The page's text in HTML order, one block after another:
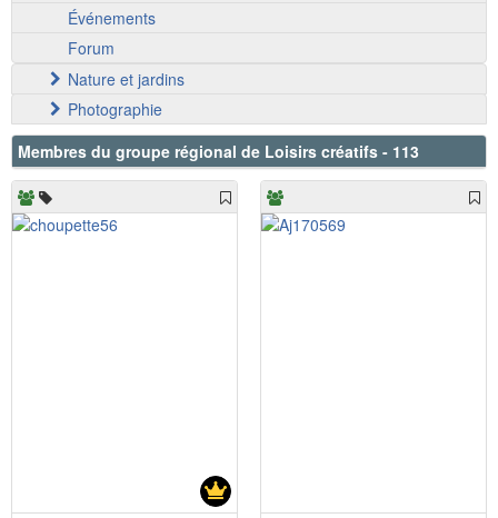
Événements
Forum
Nature et jardins
Photographie
Membres du groupe régional de Loisirs créatifs - 113